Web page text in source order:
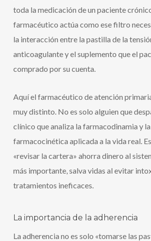
toda la medicación de un paciente
farmacéutico actúa como ese filtro
la interacción entre la pastilla de la
anticoagulante y el suplemento que el
comprado por su cuenta.
Aquí el farmacéutico de atención
muy distinto. No es solo alguien que
clínico que analiza la farmacodinamia y la
farmacocinética aplicada a la vida real.
«revisar la cartera» ahorra dinero al
más importante, salva vidas al evitar
tratamientos ineficaces.
La importancia de la adherencia
La adherencia no es solo «tomarse las